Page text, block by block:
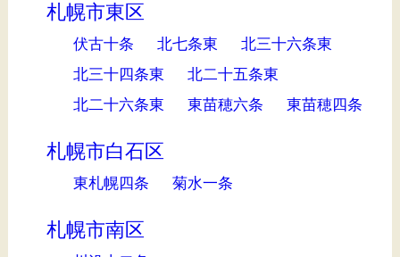
札幌市東区
伏古十条 北七条東
北三十六条東
北三十四条東
北二十五条東
北二十六条東
東苗穂六条 東苗穂四条
札幌市白石区
東札幌四条 菊水一条
札幌市南区